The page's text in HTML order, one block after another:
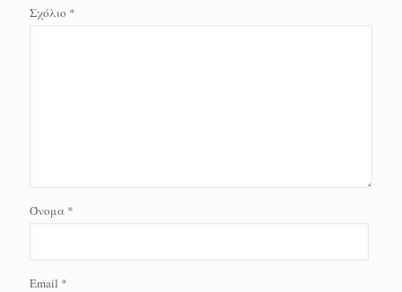
Σχόλιο *
Όνομα *
Email *